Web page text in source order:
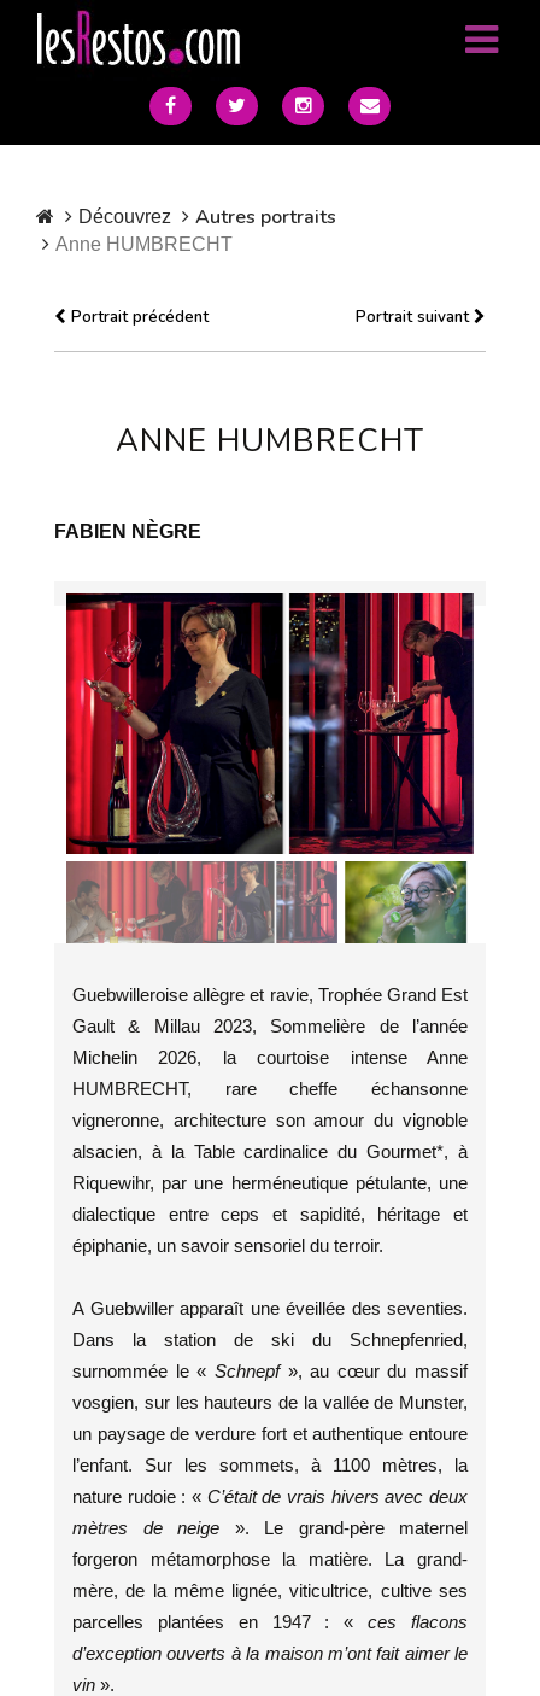
Découvrez Autres portraits
Anne HUMBRECHT
Portrait précédent Portrait suivant
ANNE HUMBRECHT
FABIEN NÈGRE
Guebwilleroise allègre et ravie, Trophée Grand Est
Gault & Millau 2023, Sommelière de l’année
Michelin 2026, la courtoise intense Anne
HUMBRECHT, rare cheffe échansonne
vigneronne, architecture son amour du vignoble
alsacien, à la Table cardinalice du Gourmet*, à
Riquewihr, par une herméneutique pétulante, une
dialectique entre ceps et sapidité, héritage et
épiphanie, un savoir sensoriel du terroir.
A Guebwiller apparaît une éveillée des seventies.
Dans la station de ski du Schnepfenried,
surnommée le « Schnepf», au cœur du massif
vosgien, sur les hauteurs de la vallée de Munster,
un paysage de verdure fort et authentique entoure
l’enfant. Sur les sommets, à 1100 mètres, la
nature rudoie : « C’était de vrais hivers avec deux
mètres de neige ». Le grand-père maternel
forgeron métamorphose la matière. La grand-
mère, de la même lignée, viticultrice, cultive ses
parcelles plantées en 1947 : «ces flacons
d’exception ouverts à la maison m’ont fait aimer le
vin ».